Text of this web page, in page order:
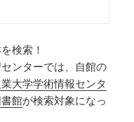
検索！
ンターでは、自館の
大学学術情報センタ
館が検索対象になっ